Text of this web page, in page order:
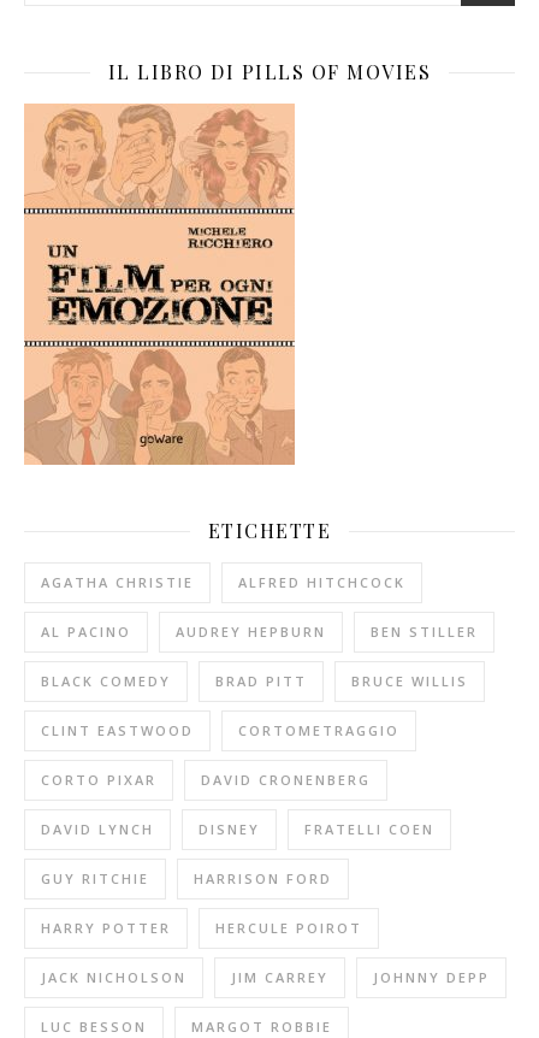
IL LIBRO DI PILLS OF MOVIES
ETICHETTE
AGATHA CHRISTIE ALFRED HITCHCOCK
AL PACINO AUDREY HEPBURN BEN STILLER
BLACK COMEDY BRAD PITT BRUCE WILLIS
CLINT EASTWOOD CORTOMETRAGGIO
CORTO PIXAR DAVID CRONENBERG
DAVID LYNCH DISNEY FRATELLI COEN
GUY RITCHIE HARRISON FORD
HARRY POTTER HERCULE POIROT
JACK NICHOLSON JIM CARREY JOHNNY DEPP
LUC BESSON MARGOT ROBBIE